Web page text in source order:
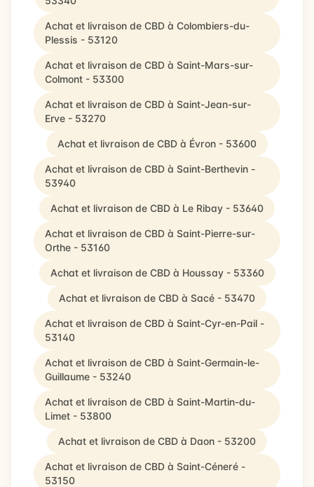
Achat et livraison de CBD à Colombiers-du-
Plessis - 53120
Achat et livraison de CBD à Saint-Mars-sur-
Colmont - 53300
Achat et livraison de CBD à Saint-Jean-sur-
Erve - 53270
Achat et livraison de CBD à Évron - 53600
Achat et livraison de CBD à Saint-Berthevin -
53940
Achat et livraison de CBD à Le Ribay - 53640
Achat et livraison de CBD à Saint-Pierre-sur-
Orthe - 53160
Achat et livraison de CBD à Houssay - 53360
Achat et livraison de CBD à Sacé - 53470
Achat et livraison de CBD à Saint-Cyr-en-Pail -
53140
Achat et livraison de CBD à Saint-Germain-le-
Guillaume - 53240
Achat et livraison de CBD à Saint-Martin-du-
Limet - 53800
Achat et livraison de CBD à Daon - 53200
Achat et livraison de CBD à Saint-Céneré -
53150